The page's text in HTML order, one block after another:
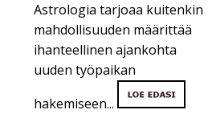
Astrologia tarjoaa kuitenkin
mahdollisuuden määrittää
ihanteellinen ajankohta
uuden työpaikan
hakemiseen...